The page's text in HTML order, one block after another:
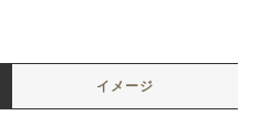
イメージ